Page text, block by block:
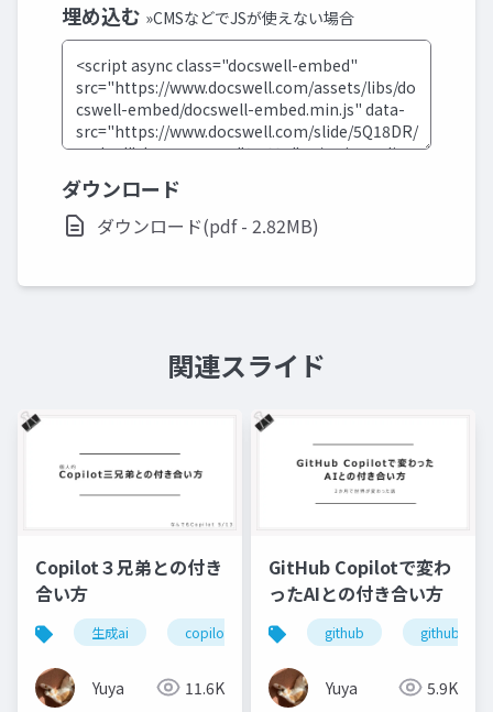
埋め込む »CMSなどでJSが使えない場合
ダウンロード
ダウンロード(pdf - 2.82MB)
関連スライド
Copilot３兄弟との付き
合い方
生成ai copilot なんでもcopilot ai
Yuya 11.6K
GitHub Copilotで変わ
ったAIとの付き合い方
github github
Yuya 5.9K